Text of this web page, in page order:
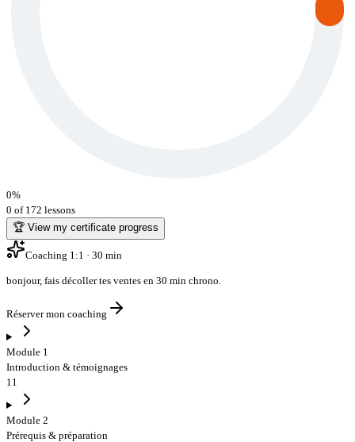
0%
0 of 172 lessons
🏆 View my certificate progress
Coaching 1:1 · 30 min
bonjour, fais décoller tes ventes en 30 min chrono.
Réserver mon coaching
Module 1
Introduction & témoignages
11
Module 2
Prérequis & préparation